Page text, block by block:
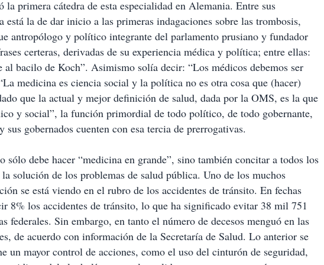
primera cátedra de esta especialidad en Alemania. Entre sus
está la de dar inicio a las primeras indagaciones sobre las trombosis,
antropólogo y político integrante del parlamento prusiano y fundador
certeras, derivadas de su experiencia médica y política; entre ellas:
al bacilo de Koch”. Asimismo solía decir: “Los médicos debemos ser
medicina es ciencia social y la política no es otra cosa que (hacer)
que la actual y mejor definición de salud, dada por la OMS, es la que
y social”, la función primordial de todo político, de todo gobernante,
sus gobernados cuenten con esa tercia de prerrogativas.
sólo debe hacer “medicina en grande”, sino también concitar a todos los
solución de los problemas de salud pública. Uno de los muchos
se está viendo en el rubro de los accidentes de tránsito. En fechas
8% los accidentes de tránsito, lo que ha significado evitar 38 mil 751
federales. Sin embargo, en tanto el número de decesos menguó en las
de acuerdo con información de la Secretaría de Salud. Lo anterior se
un mayor control de acciones, como el uso del cinturón de seguridad,